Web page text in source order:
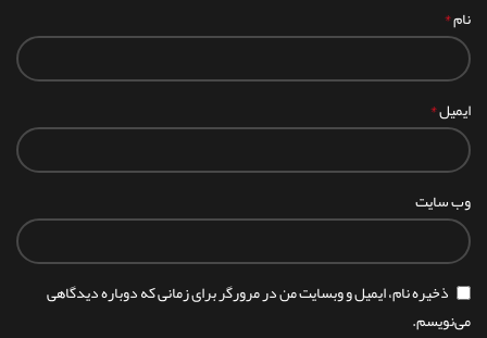
نام*
ایمیل*
وب‌ سایت
ذخیره نام، ایمیل و وبسایت من در مرورگر برای زمانی که دوباره دیدگاهی
می‌نویسم.